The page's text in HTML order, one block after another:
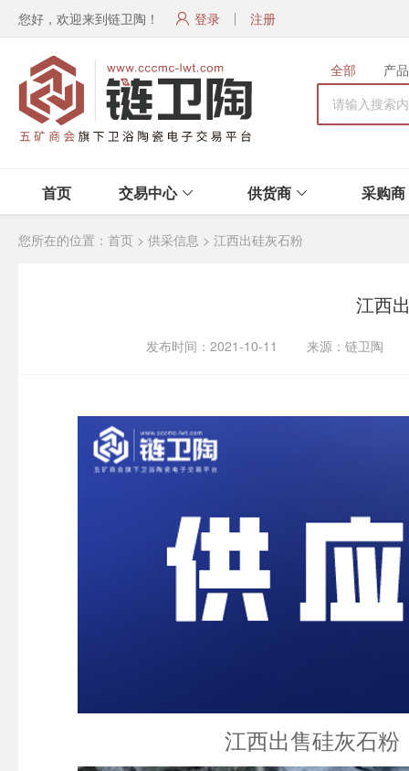
您好，欢迎来到链卫陶！ 登录 注册
全部 产品
首页 交易中心 供货商 采购商
您所在的位置： 首页 > 供采信息 > 江西出硅灰石粉
江西
发布时间：2021-10-11 来源：链卫
江西出售硅灰石粉